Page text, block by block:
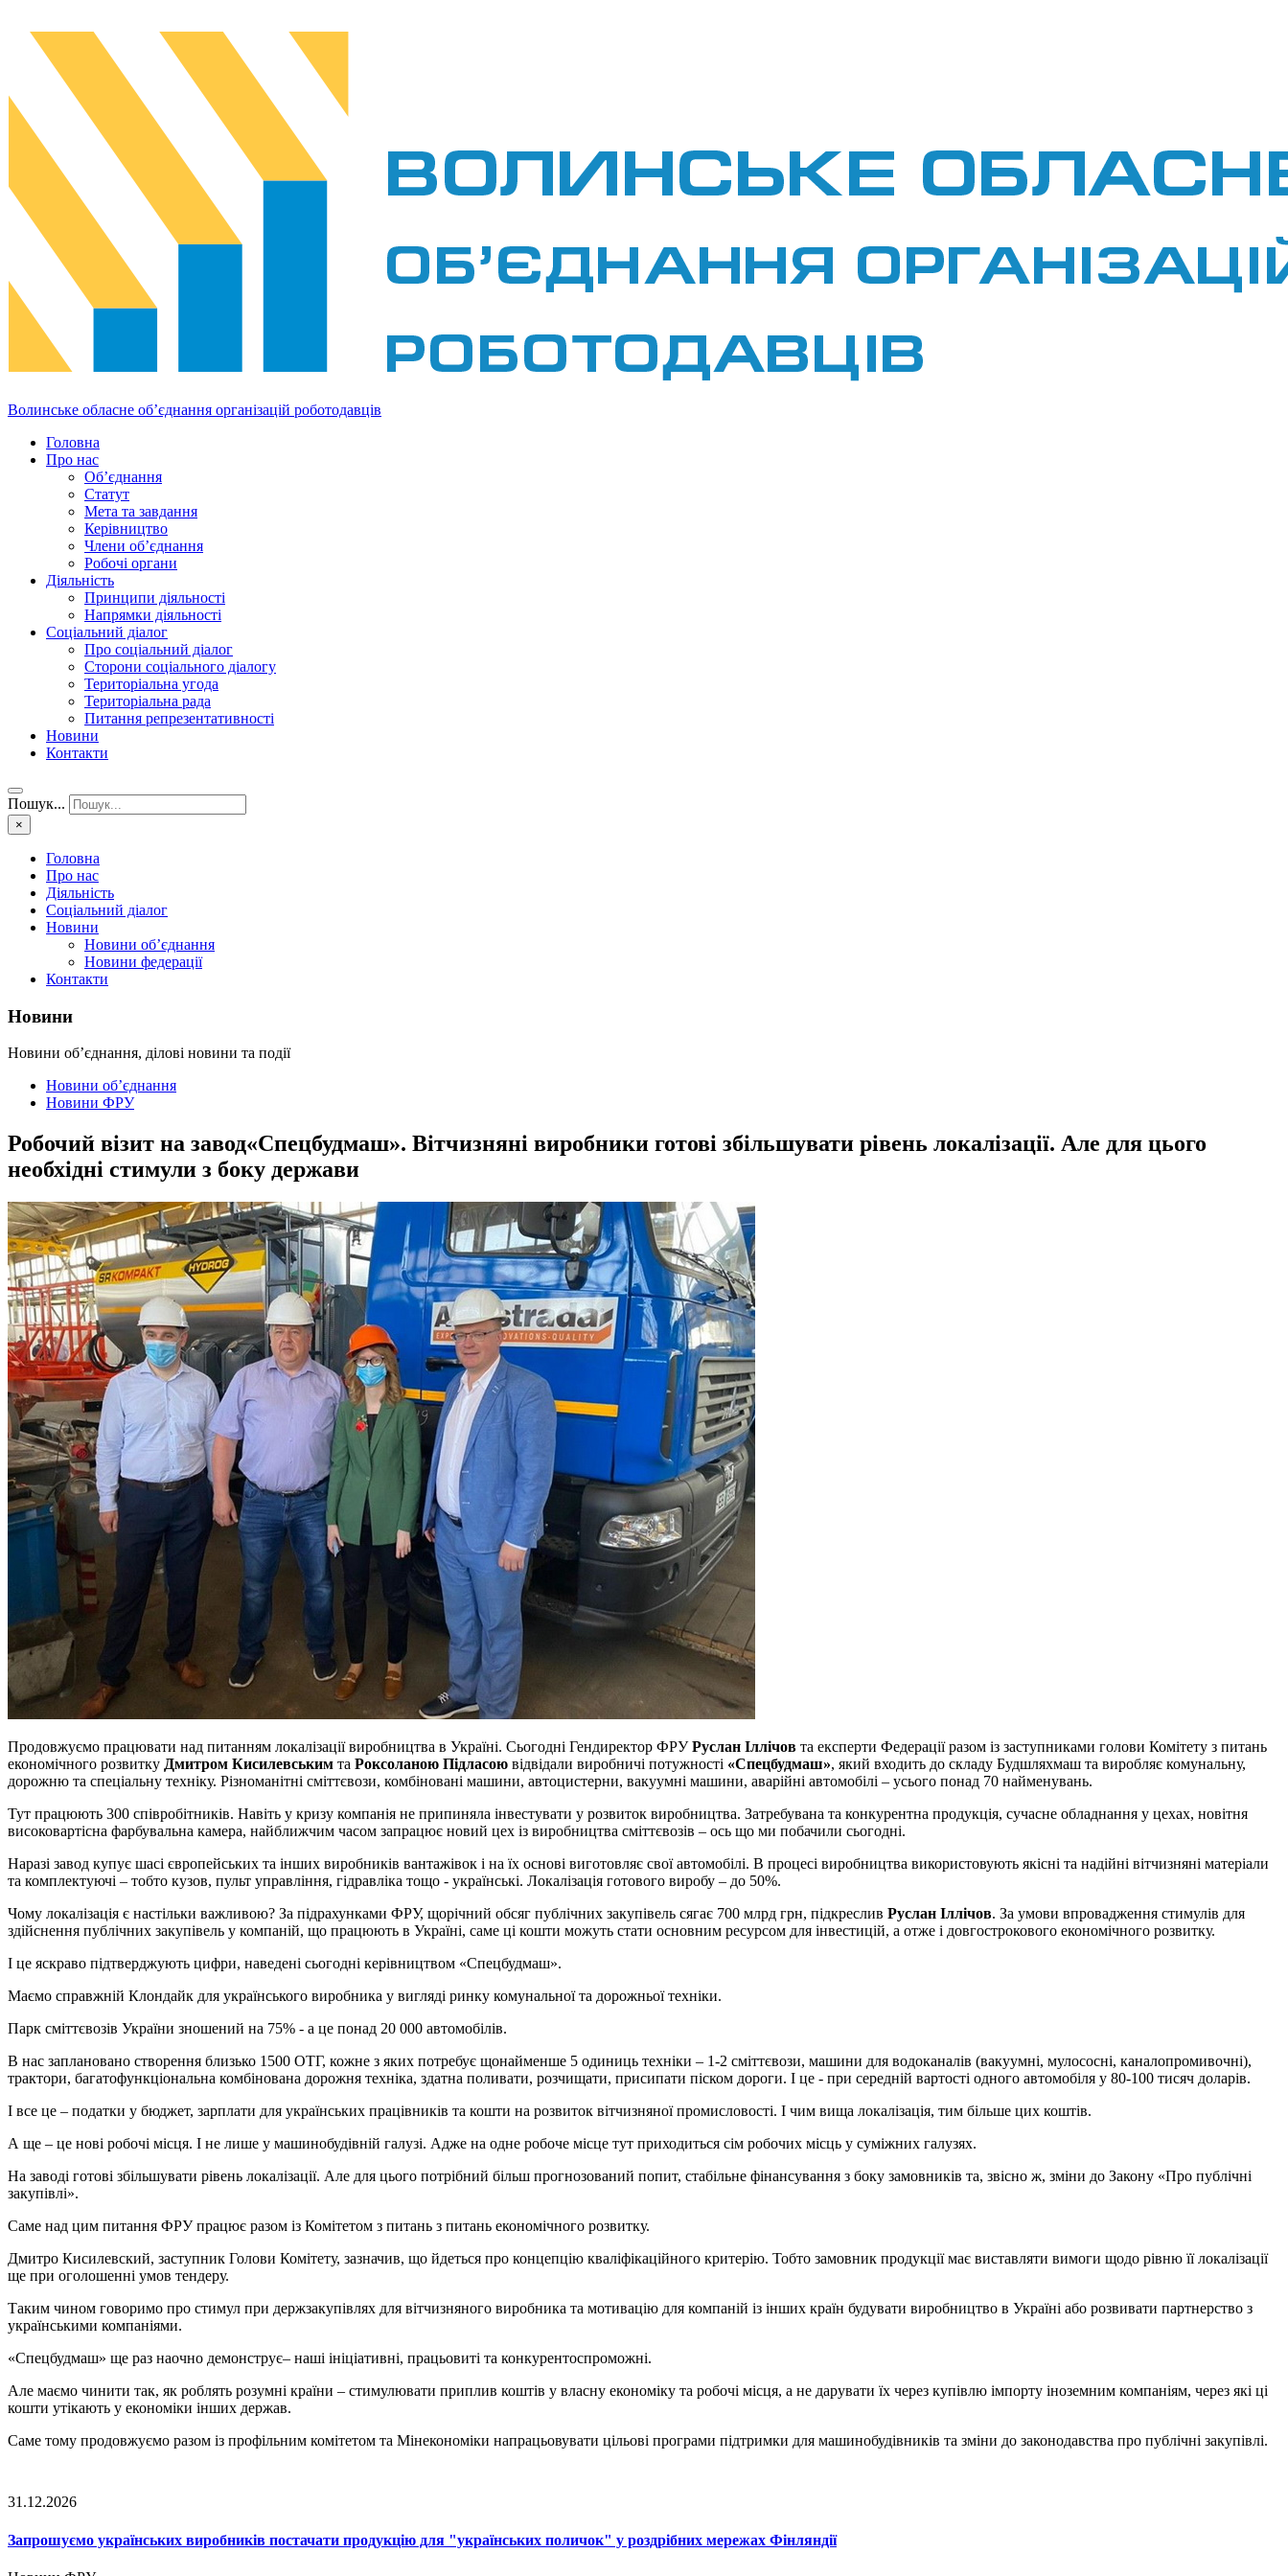
Волинське обласне об’єднання організацій роботодавців
Головна
Про нас
Об’єднання
Статут
Мета та завдання
Керівництво
Члени об’єднання
Робочі органи
Діяльність
Принципи діяльності
Напрямки діяльності
Соціальний діалог
Про соціальний діалог
Сторони соціального діалогу
Територіальна угода
Територіальна рада
Питання репрезентативності
Новини
Контакти
Пошук...
×
Головна
Про нас
Діяльність
Соціальний діалог
Новини
Новини об’єднання
Новини федерації
Контакти
Новини
Новини об’єднання, ділові новини та події
Новини об’єднання
Новини ФРУ
Робочий візит на завод«Спецбудмаш». Вітчизняні виробники готові збільшувати рівень локалізації. Але для цього
необхідні стимули з боку держави
Продовжуємо працювати над питанням локалізації виробництва в Україні. Сьогодні Гендиректор ФРУРуслан Іллічов та експерти Федерації разом із заступниками голови Комітету з питань
економічного розвитку Дмитром Кисилевським та Роксоланою Підласою відвідали виробничі потужності «Спецбудмаш», який входить до складу Будшляхмаш та виробляє комунальну,
дорожню та спеціальну техніку. Різноманітні сміттєвози, комбіновані машини, автоцистерни, вакуумні машини, аварійні автомобілі – усього понад 70 найменувань.
Тут працюють 300 співробітників. Навіть у кризу компанія не припиняла інвестувати у розвиток виробництва. Затребувана та конкурентна продукція, сучасне обладнання у цехах, новітня
високовартісна фарбувальна камера, найближчим часом запрацює новий цех із виробництва сміттєвозів – ось що ми побачили сьогодні.
Наразі завод купує шасі європейських та інших виробників вантажівок і на їх основі виготовляє свої автомобілі. В процесі виробництва використовують якісні та надійні вітчизняні матеріали
та комплектуючі – тобто кузов, пульт управління, гідравліка тощо - українські. Локалізація готового виробу – до 50%.
Чому локалізація є настільки важливою? За підрахунками ФРУ, щорічний обсяг публічних закупівель сягає 700 млрд грн, підкреслив Руслан Іллічов. За умови впровадження стимулів для
здійснення публічних закупівель у компаній, що працюють в Україні, саме ці кошти можуть стати основним ресурсом для інвестицій, а отже і довгострокового економічного розвитку.
І це яскраво підтверджують цифри, наведені сьогодні керівництвом «Спецбудмаш».
Маємо справжній Клондайк для українського виробника у вигляді ринку комунальної та дорожньої техніки.
Парк сміттєвозів України зношений на 75% - а це понад 20 000 автомобілів.
В нас заплановано створення близько 1500 ОТГ, кожне з яких потребує щонайменше 5 одиниць техніки – 1-2 сміттєвози, машини для водоканалів (вакуумні, мулососні, каналопромивочні),
трактори, багатофункціональна комбінована дорожня техніка, здатна поливати, розчищати, присипати піском дороги. І це - при середній вартості одного автомобіля у 80-100 тисяч доларів.
І все це – податки у бюджет, зарплати для українських працівників та кошти на розвиток вітчизняної промисловості. І чим вища локалізація, тим більше цих коштів.
А ще – це нові робочі місця. І не лише у машинобудівній галузі. Адже на одне робоче місце тут приходиться сім робочих місць у суміжних галузях.
На заводі готові збільшувати рівень локалізації. Але для цього потрібний більш прогнозований попит, стабільне фінансування з боку замовників та, звісно ж, зміни до Закону «Про публічні
закупівлі».
Саме над цим питання ФРУ працює разом із Комітетом з питань з питань економічного розвитку.
Дмитро Кисилевский, заступник Голови Комітету, зазначив, що йдеться про концепцію кваліфікаційного критерію. Тобто замовник продукції має виставляти вимоги щодо рівню її локалізації
ще при оголошенні умов тендеру.
Таким чином говоримо про стимул при держзакупівлях для вітчизняного виробника та мотивацію для компаній із інших країн будувати виробництво в Україні або розвивати партнерство з
українськими компаніями.
«Спецбудмаш» ще раз наочно демонструє– наші ініціативні, працьовиті та конкурентоспроможні.
Але маємо чинити так, як роблять розумні країни – стимулювати приплив коштів у власну економіку та робочі місця, а не дарувати їх через купівлю імпорту іноземним компаніям, через які ці
кошти утікають у економіки інших держав.
Саме тому продовжуємо разом із профільним комітетом та Мінекономіки напрацьовувати цільові програми підтримки для машинобудівників та зміни до законодавства про публічні закупівлі.
31.12.2026
Запрошуємо українських виробників постачати продукцію для "українських поличок" у роздрібних мережах Фінляндії